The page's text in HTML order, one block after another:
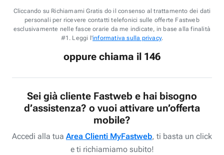
Cliccando su Richiamami Gratis do il consenso al trattamento dei dati
personali per ricevere contatti telefonici sulle offerte Fastweb
esclusivamente nelle fasce orarie da me indicate, in base alla finalità
#1. Leggi l'informativa sulla privacy.
oppure chiama il 146
Sei già cliente Fastweb e hai bisogno
d’assistenza? o vuoi attivare un’offerta
mobile?
Accedi alla tua Area Clienti MyFastweb, ti basta un click
e ti richiamiamo subito!